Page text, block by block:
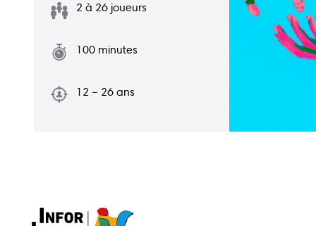
2 à 26 joueurs
100 minutes
12 – 26 ans
Guide
Guide
Animations